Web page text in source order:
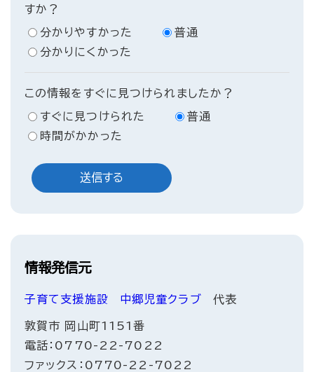
すか？
分かりやすかった
普通
分かりにくかった
この情報をすぐに見つけられましたか？
すぐに見つけられた
普通
時間がかかった
情報発信元
子育て支援施設 中郷児童クラブ 代表
敦賀市 岡山町1151番
電話：0770-22-7022
ファックス：0770-22-7022